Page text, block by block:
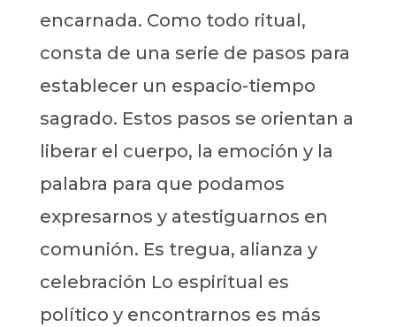
encarnada. Como todo ritual,
consta de una serie de pasos para
establecer un espacio-tiempo
sagrado. Estos pasos se orientan a
liberar el cuerpo, la emoción y la
palabra para que podamos
expresarnos y atestiguarnos en
comunión. Es tregua, alianza y
celebración Lo espiritual es
político y encontrarnos es más